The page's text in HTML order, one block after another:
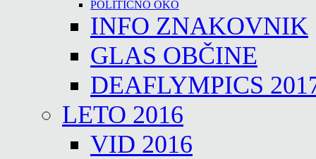
POLITIČNO OKO
INFO ZNAKOVNIK
GLAS OBČINE
DEAFLYMPICS
LETO 2016
VID 2016